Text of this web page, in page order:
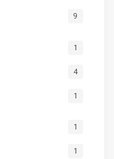
9
1
4
1
1
1